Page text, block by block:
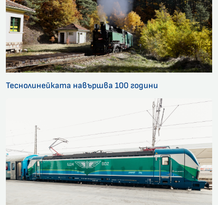
Теснолинейката навършва 100 години